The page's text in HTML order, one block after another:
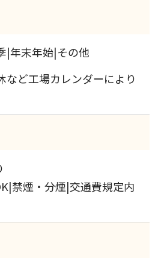
|年末年始|その他
ど工場カレンダーにより
禁煙・分煙|交通費規定内